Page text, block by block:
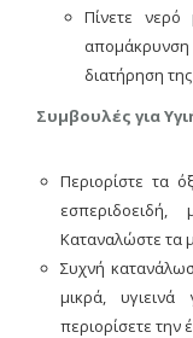
Πίνετε
διατήρηση
Συμβουλές για
Περιορίστε τα
Καταναλώστε τα
Συχνή
μικρά,
περιορίσετε την